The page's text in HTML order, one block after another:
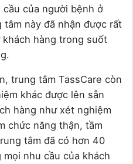
của người bệnh ở
này đã nhận được rất
hàng trong suốt
trung tâm TassCare còn
khác được lên sẵn
hàng như xét nghiệm
chức năng thận, tầm
tâm đã có hơn 40
nhu cầu của khách